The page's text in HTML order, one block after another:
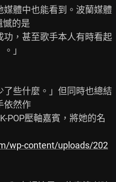
體中也能看到。波蘭媒體
憾的是
功，甚至歌手本人有時看起
」
些什麼。」但同時也總結
依然作
POP壓軸嘉賓，將她的名
wp-content/uploads/202